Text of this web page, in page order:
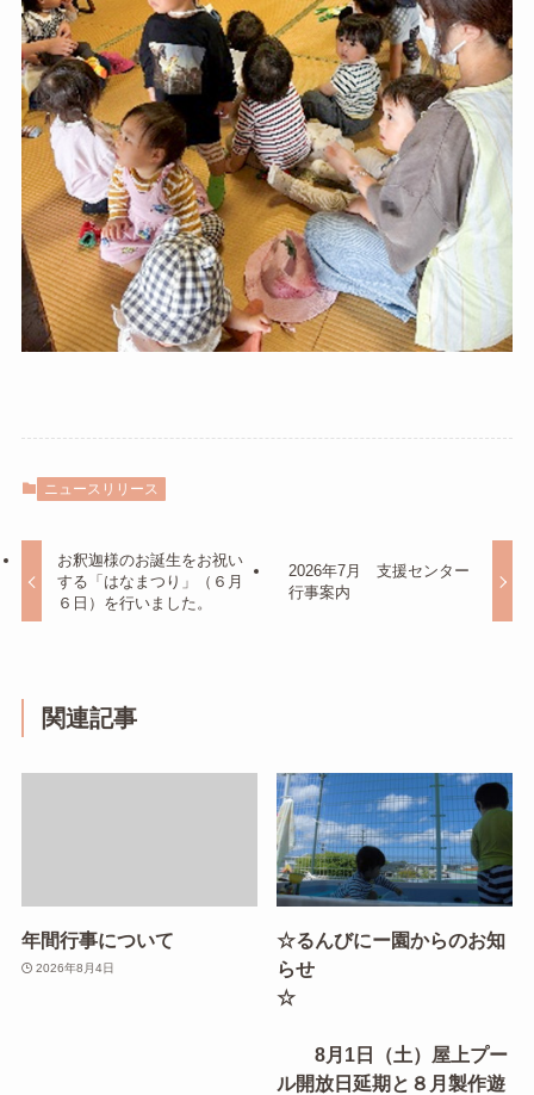
ニュースリリース
お釈迦様のお誕生をお祝い
する「はなまつり」（６月
６日）を行いました。
2026年7月 支援センター
行事案内
関連記事
年間行事について
2026年8月4日
☆るんびにー園からのお知
らせ
☆
8月1日（土）屋上プー
ル開放日延期と８月製作遊